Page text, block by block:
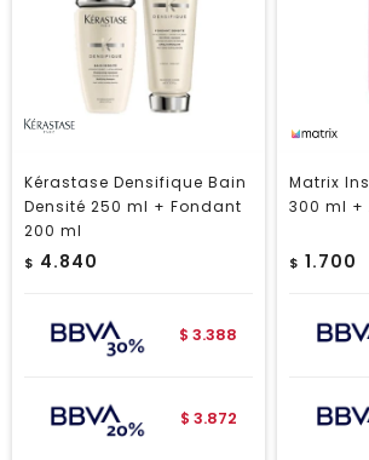
Kérastase Densifique Bain
Densité 250 ml + Fondant
200 ml
$ 4.840
$ 3.388
$ 3.872
Matrix
300 ml +
$ 1.700